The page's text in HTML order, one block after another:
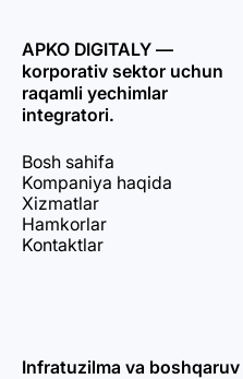
APKO DIGITALY —
korporativ sektor uchun
raqamli yechimlar
integratori.
Bosh sahifa
Kompaniya haqida
Xizmatlar
Hamkorlar
Kontaktlar
Infratuzilma va boshqaruv